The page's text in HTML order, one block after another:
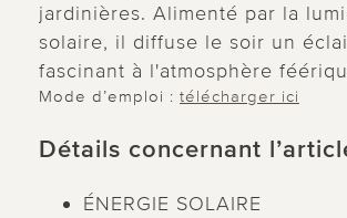
jardinières. Alimenté par la
solaire, il diffuse le soir un
fascinant à l'atmosphère
Mode d’emploi : télécharger ici
Détails concernant
ÉNERGIE SOLAIRE